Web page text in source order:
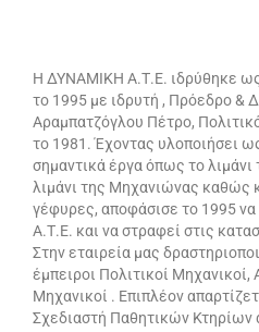
Η ΔΥΝΑΜΙΚΗ Α.Τ.Ε. ιδρύθηκε
το 1995 με ιδρυτή , Πρόεδρο &
Αραμπατζόγλου Πέτρο,
το 1981. Έχοντας υλοποιήσει
σημαντικά έργα όπως το λιμάνι
λιμάνι της Μηχανιώνας καθώς
γέφυρες, αποφάσισε το 1995
Α.Τ.Ε. και να στραφεί στις
Στην εταιρεία μας
έμπειροι Πολιτικοί
Μηχανικοί . Επιπλέον
Σχεδιαστή Παθητικών Κτηρίων